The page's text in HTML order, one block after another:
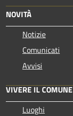
NOVITÀ
Notizie
Comunicati
Avvisi
VIVERE IL COMUNE
Luoghi